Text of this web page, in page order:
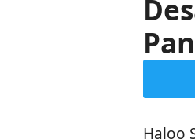
Haloo